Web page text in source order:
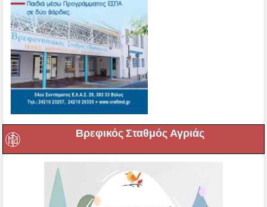
Βρεφικός Σταθμός Αγριάς